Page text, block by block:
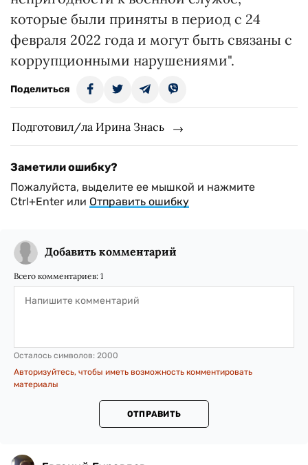
которые были приняты в период с 24
февраля 2022 года и могут быть связаны с
коррупционными нарушениями".
Поделиться
Подготовил/ла Ирина Знась
Заметили ошибку?
Пожалуйста, выделите ее мышкой и нажмите
Ctrl+Enter или Отправить ошибку
Добавить комментарий
Всего комментариев: 1
Осталось символов: 2000
Авторизуйтесь, чтобы иметь возможность комментировать
материалы
ОТПРАВИТЬ